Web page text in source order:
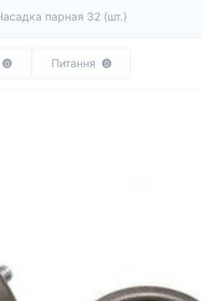
парная 32 (шт.)
0 Питання 0